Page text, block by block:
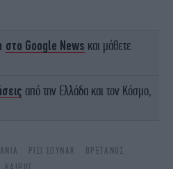
στο Google News και μάθετε
από την Ελλάδα και τον Κόσμο,
ΡΙΣΙ ΣΟΥΝΑΚ
ΒΡΕΤΑΝΌΣ